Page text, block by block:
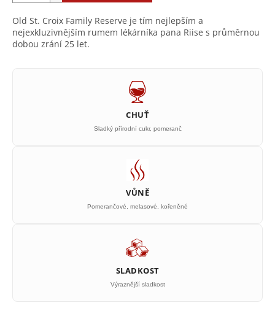
Old St. Croix Family Reserve je tím nejlepším a
nejexkluzivnějším rumem lékárníka pana Riise s průměrnou
dobou zrání 25 let.
CHUŤ
Sladký přírodní cukr, pomeranč
VŮNĚ
Pomerančové, melasové, kořeněné
SLADKOST
Výraznější sladkost